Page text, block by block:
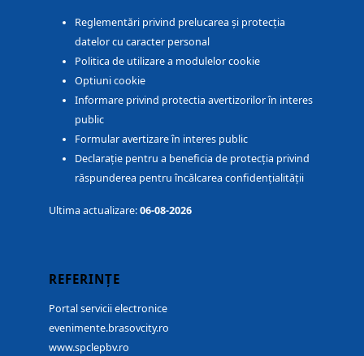
Reglementări privind prelucarea și protecția
datelor cu caracter personal
Politica de utilizare a modulelor cookie
Optiuni cookie
Informare privind protectia avertizorilor în interes
public
Formular avertizare în interes public
Declarație pentru a beneficia de protecția privind
răspunderea pentru încălcarea confidențialității
Ultima actualizare:06-08-2026
REFERINȚE
Portal servicii electronice
evenimente.brasovcity.ro
www.spclepbv.ro